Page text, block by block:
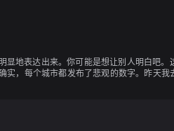
地表达出来。你可能是想让别人明白吧
实，每个城市都发布了悲观的数字。昨天
我不记得是看了谁的评论，于是去了我记